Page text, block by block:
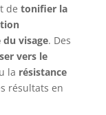
de tonifier la
du visage. Des
vers le
la résistance
résultats en